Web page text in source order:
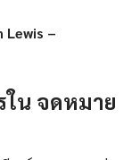
Lewis –
ใน จดหมาย